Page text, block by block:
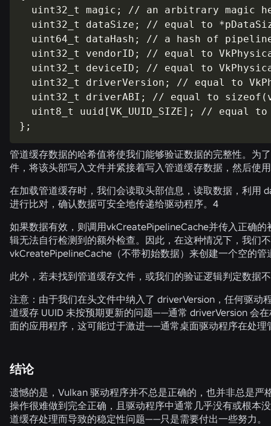
uint32_t magic; // an arbitrary magic
uint32_t dataSize; // equal to
uint64_t dataHash; // a hash of
uint32_t vendorID; // equal to
uint32_t deviceID; // equal to
uint32_t driverVersion; // equal to
uint32_t driverABI; // equal to
uint8_t uuid[VK_UUID_SIZE]; // equal
};
管道缓存数据的哈希值将使我们能够验证数据的完整性。为
件，将该头部写入文件并紧接着写入管道缓存数据，然后使
在加载管道缓存时，我们会读取头部信息，读取数据，利用
进行比对，确认数据可安全地传递给驱动程序。4
如果数据有效，则调用vkCreatePipelineCache并传入正确的
辑无法自行检测到的额外检查。因此，在这种情况下，我们
vkCreatePipelineCache （不带初始数据）来创建一个空的管
此外，若未找到管道缓存文件，或我们的验证逻辑判定数据
注意：由于我们在头文件中纳入了 driverVersion，任何驱
道缓存 UUID 未按预期更新的问题——通常 driverVersion 会
面的应用程序，这可能过于激进——通常桌面驱动程序在处
结论
遗憾的是，Vulkan 驱动程序并不总是正确的，也并非总是
操作很难做到完全正确，且驱动程序中通常几乎没有或根本
道缓存处理而导致的稳定性问题——只是需要付出一些努力。